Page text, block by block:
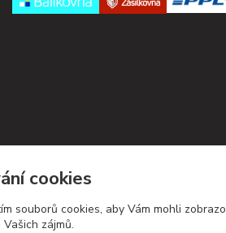
cookies
souborů cookies, aby Vám mohli
zájmů.